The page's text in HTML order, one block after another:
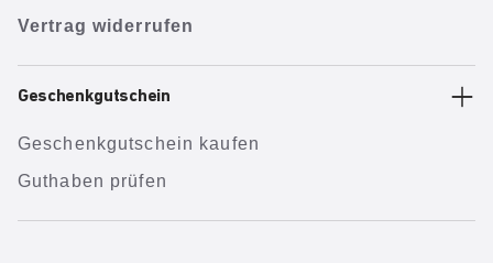
Vertrag widerrufen
Geschenkgutschein
Geschenkgutschein kaufen
Guthaben prüfen